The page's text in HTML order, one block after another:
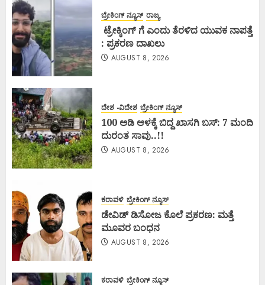
ಬ್ರೇಕಿಂಗ್ ನ್ಯೂಸ್ ರಾಜ್ಯ
ಟ್ರೇಕ್ಕಿಂಗ್ ಗೆ ಎಂದು ತೆರಳಿದ ಯುವಕ ನಾಪತ್ತೆ
: ಪ್ರಕರಣ ದಾಖಲು
AUGUST 8, 2026
ದೇಶ -ವಿದೇಶ ಬ್ರೇಕಿಂಗ್ ನ್ಯೂಸ್
100 ಅಡಿ ಆಳಕ್ಕೆ ಬಿದ್ದ ಖಾಸಗಿ ಬಸ್: 7 ಮಂದಿ
ದುರಂತ ಸಾವು..!!
AUGUST 8, 2026
ಕರಾವಳಿ ಬ್ರೇಕಿಂಗ್ ನ್ಯೂಸ್
ಡೇವಿಡ್ ಡಿಸೋಜ ಕೊಲೆ ಪ್ರಕರಣ: ಮತ್ತೆ
ಮೂವರ ಬಂಧನ
AUGUST 8, 2026
ಕರಾವಳಿ ಬ್ರೇಕಿಂಗ್ ನ್ಯೂಸ್